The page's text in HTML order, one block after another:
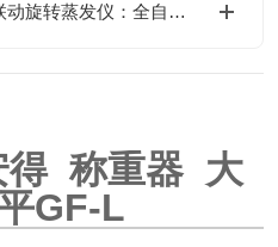
EYELA東京理化真空控制器联动旋转蒸发仪：全自动梯度减压与沸点追踪技术“
得 称重器 大
GF-L